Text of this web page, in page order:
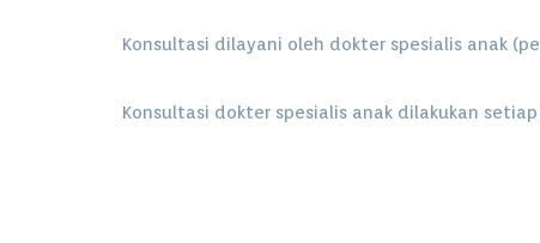
Konsultasi dilayani oleh dokter spesialis anak
Konsultasi dokter spesialis anak dilakukan